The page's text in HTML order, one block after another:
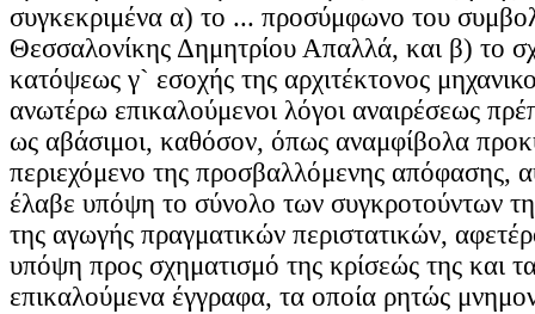
συγκεκριμένα α) το ... προσύμφωνο του
Θεσσαλονίκης Δημητρίου Απαλλά, και β) το
κατόψεως γ` εσοχής της αρχιτέκτονος
ανωτέρω επικαλούμενοι λόγοι αναιρέσεως
ως αβάσιμοι, καθόσον, όπως αναμφίβολα
περιεχόμενο της προσβαλλόμενης απόφασης,
έλαβε υπόψη το σύνολο των συγκροτούντων
της αγωγής πραγματικών περιστατικών,
υπόψη προς σχηματισμό της κρίσεώς της και
επικαλούμενα έγγραφα, τα οποία ρητώς